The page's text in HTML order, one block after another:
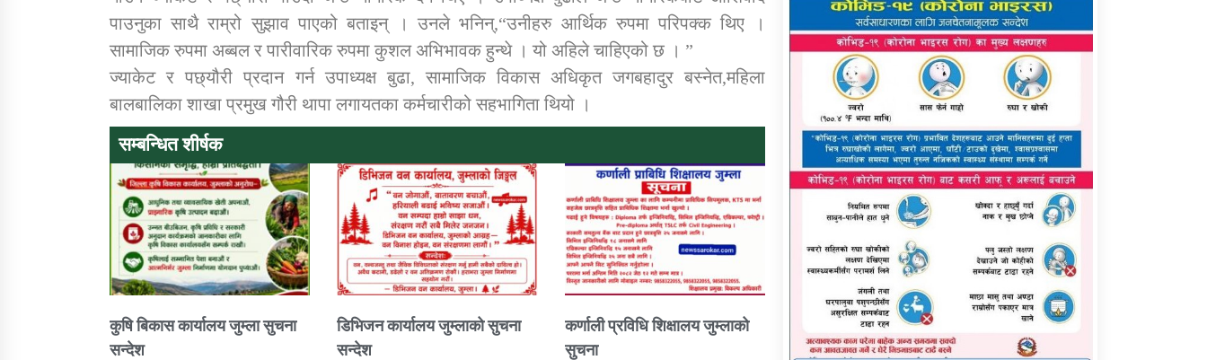
पाउनुका साथै राम्रो सुझाव पाएको बताइन् । उनले भनिन्,“उनीहरु आर्थिक रुपमा परिपक्क थिए ।
सामाजिक रुपमा अब्बल र पारीवारिक रुपमा कुशल अभिभावक हुन्थे । यो अहिले चाहिएको छ । ”
ज्याकेट र पछ्यौरी प्रदान गर्न उपाध्यक्ष बुढा, सामाजिक विकास अधिकृत जगबहादुर बस्नेत,महिला
बालबालिका शाखा प्रमुख गौरी थापा लगायतका कर्मचारीको सहभागिता थियो ।
सम्बन्धित शीर्षक
कुषि बिकास कार्यालय जुम्ला सुचना
सन्देश
डिभिजन कार्यालय जुम्लाको सुचना
सन्देश
कर्णाली प्रविधि शिक्षालय जुम्लाको
सुचना